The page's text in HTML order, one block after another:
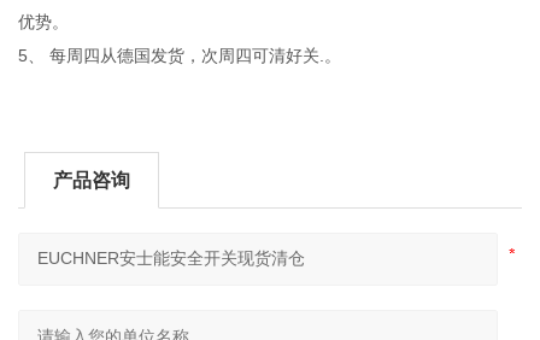
优势。
5、 每周四从德国发货，次周四可清好关.。
产品咨询